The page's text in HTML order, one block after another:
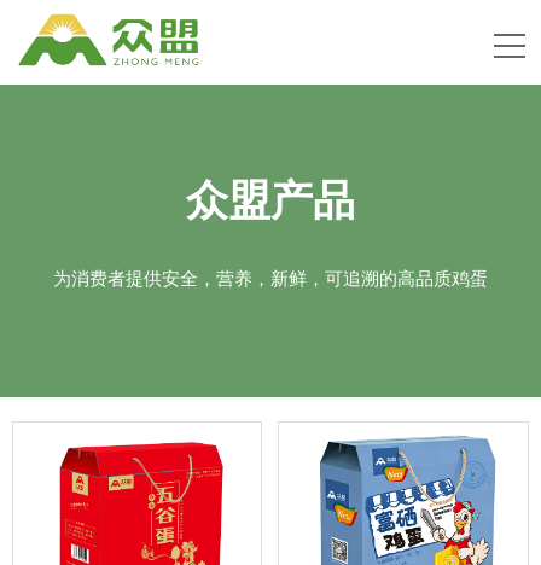
众盟产品
为消费者提供安全，营养，新鲜，可追溯的高品质鸡蛋